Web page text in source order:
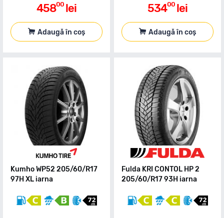
45800 lei
Adaugă în coș
53400 lei
Adaugă în coș
Kumho WP52 205/60/R17
97H XL iarna
Fulda KRI CONTOL HP 2
205/60/R17 93H iarna